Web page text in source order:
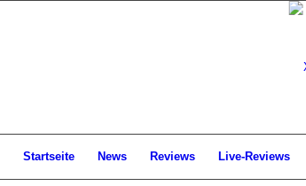
Startseite News Reviews Live-Reviews